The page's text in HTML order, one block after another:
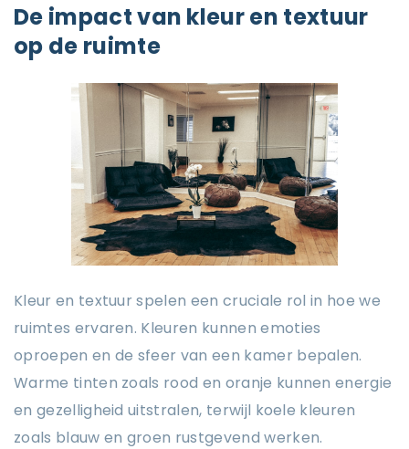
De impact van kleur en textuur
op de ruimte
Kleur en textuur spelen een cruciale rol in hoe we
ruimtes ervaren. Kleuren kunnen emoties
oproepen en de sfeer van een kamer bepalen.
Warme tinten zoals rood en oranje kunnen energie
en gezelligheid uitstralen, terwijl koele kleuren
zoals blauw en groen rustgevend werken.